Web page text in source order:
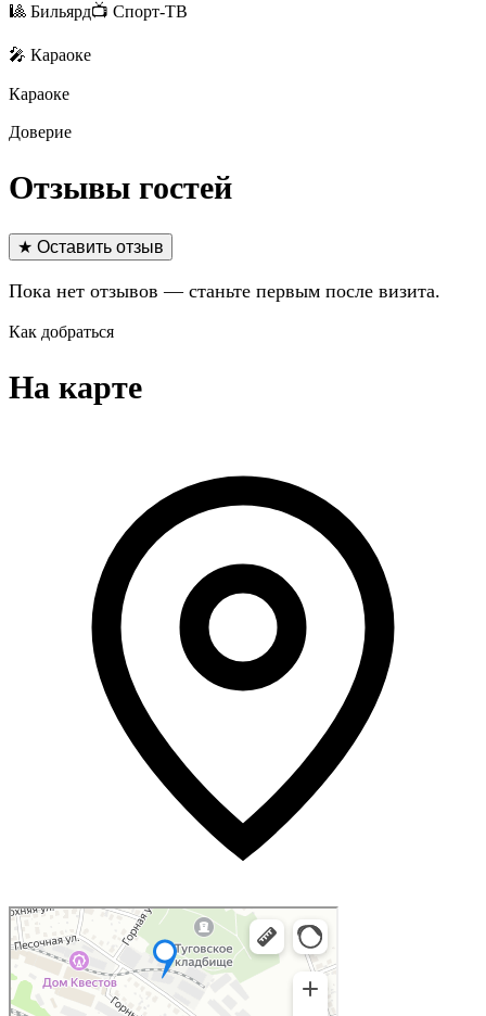
🎱 Бильярд📺 Спорт-ТВ
🎤 Караоке
Караоке
Доверие
Отзывы гостей
★ Оставить отзыв
Пока нет отзывов — станьте первым после визита.
Как добраться
На карте